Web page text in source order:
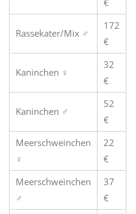
€
Rassekater/Mix ♂
172
€
Kaninchen ♀
32
€
Kaninchen ♂
52
€
Meerschweinchen
♀
22
€
Meerschweinchen
♂
37
€